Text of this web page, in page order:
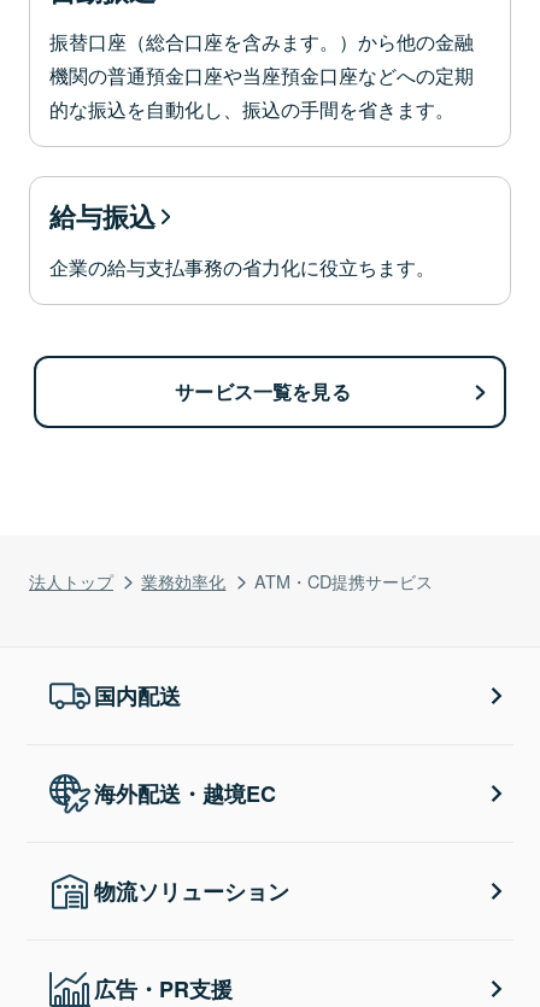
法人トップ 業務効率化 ATM・CD提携サービス
振替口座（総合口座を含みます。）から他の金融
機関の普通預金口座や当座預金口座などへの定期
的な振込を自動化し、振込の手間を省きます。
給与振込
企業の給与支払事務の省力化に役立ちます。
サービス一覧を見る
国内配送
海外配送・越境EC
物流ソリューション
広告・PR支援